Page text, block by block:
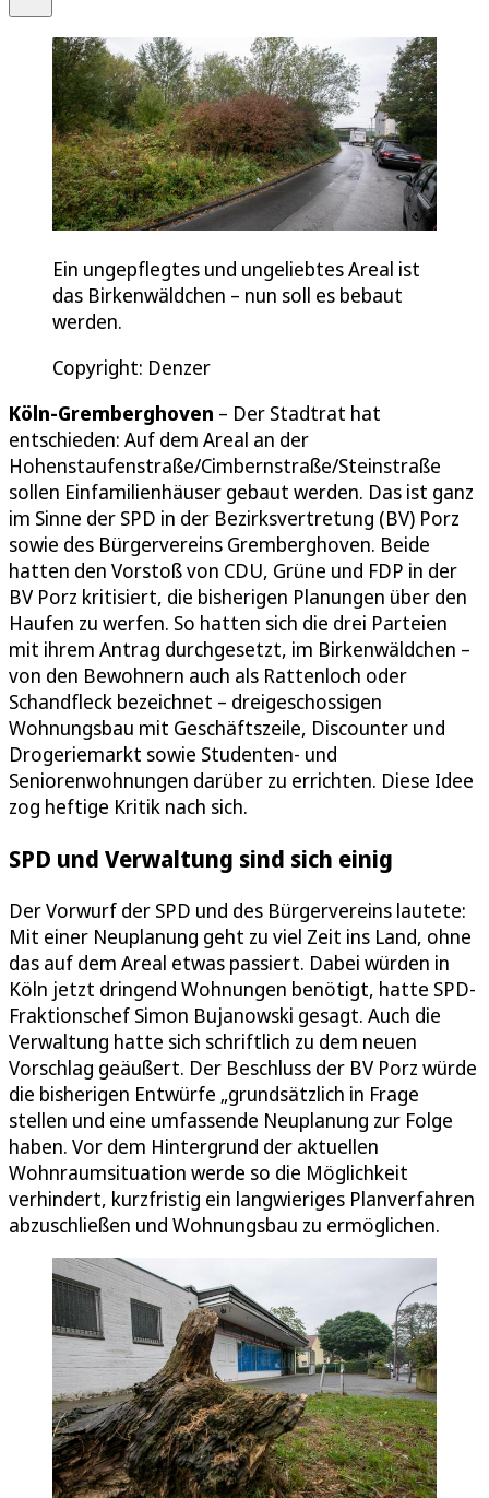
Ein ungepflegtes und ungeliebtes Areal ist
das Birkenwäldchen – nun soll es bebaut
werden.
Copyright: Denzer
Köln-Gremberghoven – Der Stadtrat hat
entschieden: Auf dem Areal an der
Hohenstaufenstraße/Cimbernstraße/Steinstraße
sollen Einfamilienhäuser gebaut werden. Das ist ganz
im Sinne der SPD in der Bezirksvertretung (BV) Porz
sowie des Bürgervereins Gremberghoven. Beide
hatten den Vorstoß von CDU, Grüne und FDP in der
BV Porz kritisiert, die bisherigen Planungen über den
Haufen zu werfen. So hatten sich die drei Parteien
mit ihrem Antrag durchgesetzt, im Birkenwäldchen –
von den Bewohnern auch als Rattenloch oder
Schandfleck bezeichnet – dreigeschossigen
Wohnungsbau mit Geschäftszeile, Discounter und
Drogeriemarkt sowie Studenten- und
Seniorenwohnungen darüber zu errichten. Diese Idee
zog heftige Kritik nach sich.
SPD und Verwaltung sind sich einig
Der Vorwurf der SPD und des Bürgervereins lautete:
Mit einer Neuplanung geht zu viel Zeit ins Land, ohne
das auf dem Areal etwas passiert. Dabei würden in
Köln jetzt dringend Wohnungen benötigt, hatte SPD-
Fraktionschef Simon Bujanowski gesagt. Auch die
Verwaltung hatte sich schriftlich zu dem neuen
Vorschlag geäußert. Der Beschluss der BV Porz würde
die bisherigen Entwürfe „grundsätzlich in Frage
stellen und eine umfassende Neuplanung zur Folge
haben. Vor dem Hintergrund der aktuellen
Wohnraumsituation werde so die Möglichkeit
verhindert, kurzfristig ein langwieriges Planverfahren
abzuschließen und Wohnungsbau zu ermöglichen.